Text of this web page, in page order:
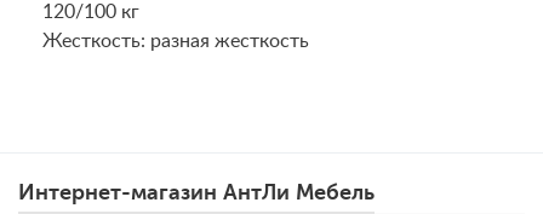
120/100 кг
Жесткость: разная жесткость
Интернет-магазин АнтЛи Мебель